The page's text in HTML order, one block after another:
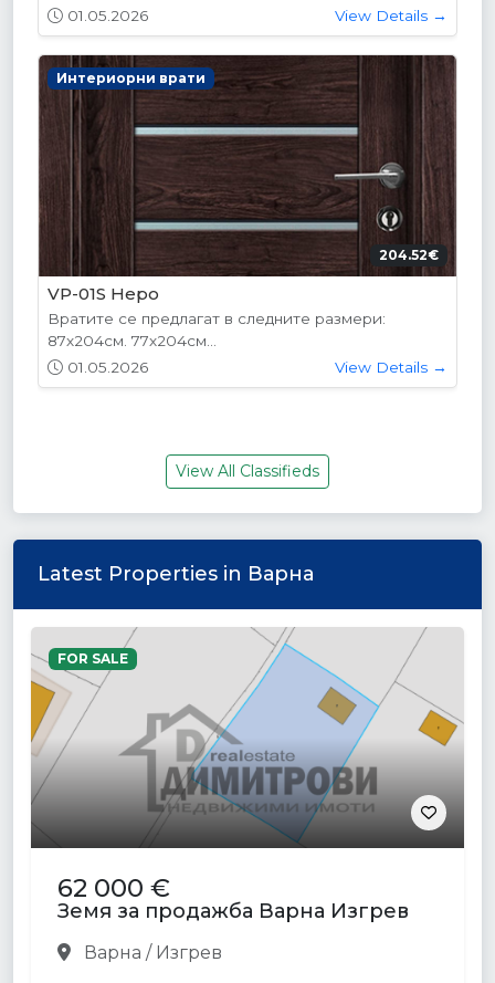
01.05.2026
View Details →
Интериорни врати
204.52€
VP-01S Hepo
Вратите се предлагат в следните размери:
87х204см. 77х204см...
01.05.2026
View Details →
View All Classifieds
Latest Properties in Варна
FOR SALE
62 000 €
Земя за продажба Варна Изгрев
Варна / Изгрев